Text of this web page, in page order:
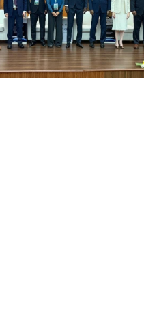
au
du